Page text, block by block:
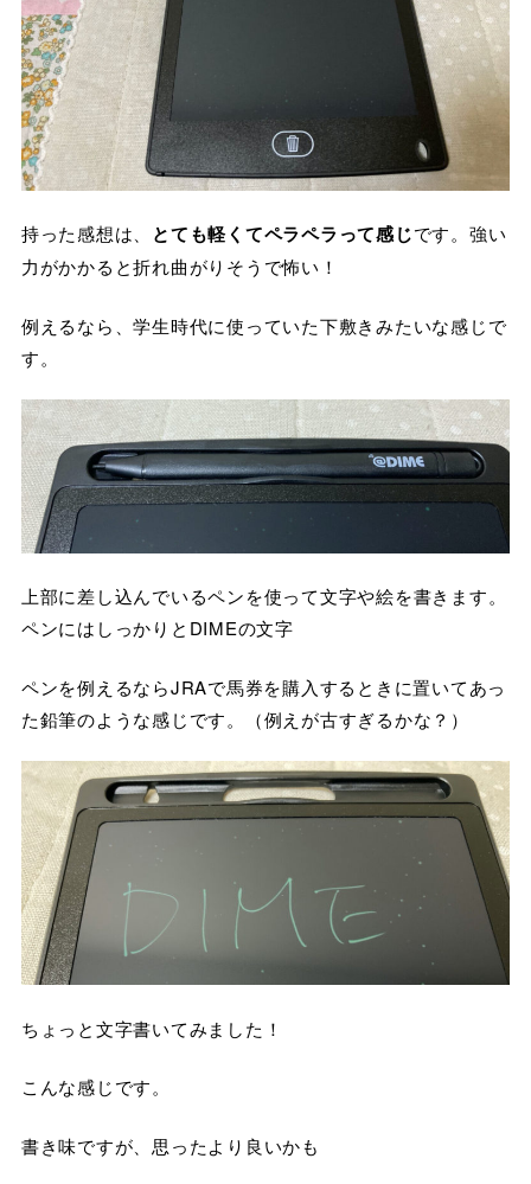
持った感想は、 とても軽くてペラペラって感じです。強い
力がかかると折れ曲がりそうで怖い！
例えるなら、学生時代に使っていた下敷きみたいな感じで
す。
上部に差し込んでいるペンを使って文字や絵を書きます。
ペンにはしっかりとDIMEの文字
ペンを例えるならJRAで馬券を購入するときに置いてあっ
た鉛筆のような感じです。（例えが古すぎるかな？）
ちょっと文字書いてみました！
こんな感じです。
書き味ですが、思ったより良いかも